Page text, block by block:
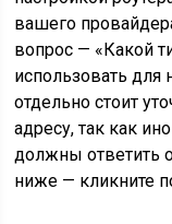
вашего
вопрос — «Какой
использовать для
отдельно стоит
адресу, так как
должны ответить
ниже — кликните